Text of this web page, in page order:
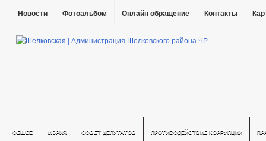
Новости Фотоальбом Онлайн обращение Контакты
ОБЩЕЕ МЭРИЯ СОВЕТ ДЕПУТАТОВ ПРОТИВОДЕЙСТВИЕ КОРРУПЦИИ